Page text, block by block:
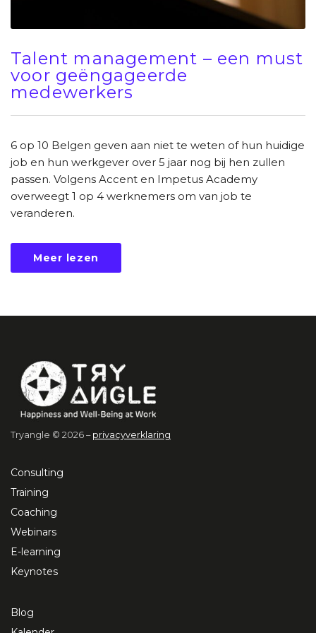
Talent management – een must
voor geëngageerde
medewerkers
6 op 10 Belgen geven aan niet te weten of hun huidige
job en hun werkgever over 5 jaar nog bij hen zullen
passen. Volgens Accent en Impetus Academy
overweegt 1 op 4 werknemers om van job te
veranderen.
Meer lezen
Tryangle © 2026 – privacyverklaring
Consulting
Training
Coaching
Webinars
E-learning
Keynotes
Blog